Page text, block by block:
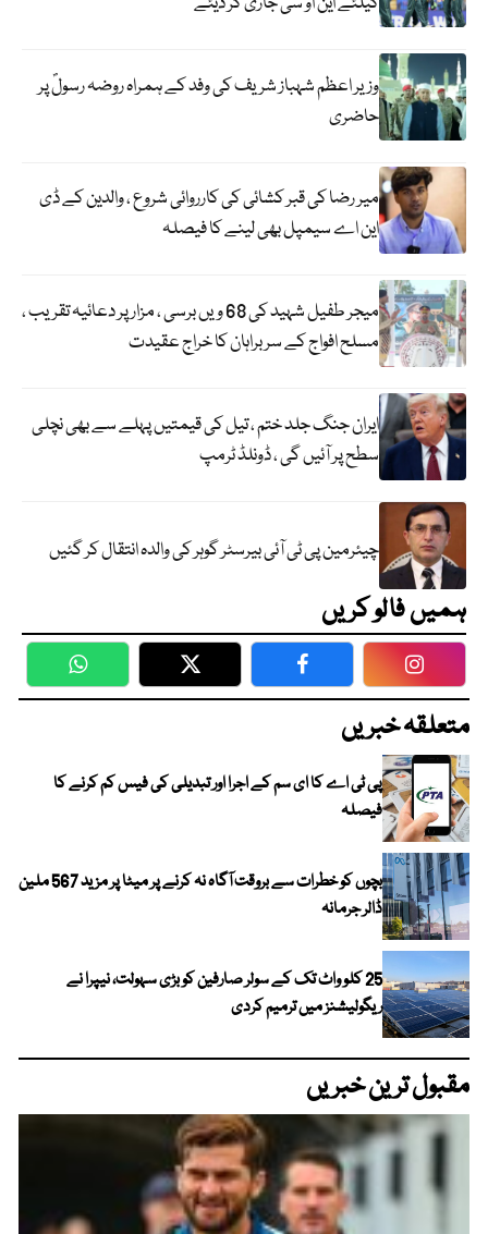
وزیر اعظم شہباز شریف کی وفد کے ہمراہ روضہ رسولؐ پر
حاضری
میر رضا کی قبر کشائی کی کارروائی شروع ، والدین کے ڈی
این اے سیمپل بھی لینے کا فیصلہ
میجر طفیل شہید کی 68 ویں برسی ، مزار پر دعائیہ تقریب ،
مسلح افواج کے سربراہان کا خراج عقیدت
ایران جنگ جلد ختم ، تیل کی قیمتیں پہلے سے بھی نچلی
سطح پر آئیں گی ، ڈونلڈ ٹرمپ
چیئرمین پی ٹی آئی بیرسٹر گوہر کی والدہ انتقال کر گئیں
ہمیں فالو کریں
WhatsApp Twitter Facebook
متعلقہ خبریں
پی ٹی اے کا ای سم کے اجرا اور تبدیلی کی فیس کم کرنے کا
فیصلہ
بچوں کو خطرات سے بروقت آگاہ نہ کرنے پر میٹا پر مزید 567 ملین
ڈالر جرمانہ
25 کلو واٹ تک کے سولر صارفین کو بڑی سہولت، نیپرا نے
ریگولیشنز میں ترمیم کردی
مقبول ترین خبریں